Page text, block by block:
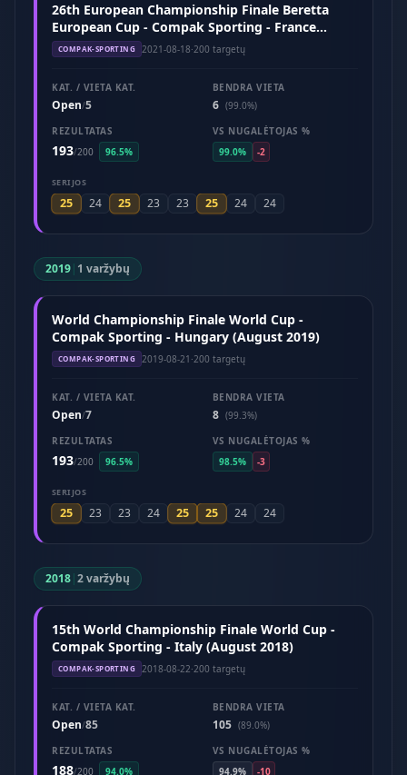
26th European Championship Finale Beretta
European Cup - Compak Sporting - France
(August 2021)
COMPAK-SPORTING 2021-08-18·200 targetų
KAT. / VIETA KAT.
Open/5
BENDRA VIETA
6 (99.0%)
REZULTATAS
193/200 96.5%
VS NUGALĖTOJAS %
99.0%
-2
SERIJOS
25 24 25 23 23 25 24 24
2019| 1 varžybų
World Championship Finale World Cup -
Compak Sporting - Hungary (August 2019)
COMPAK-SPORTING 2019-08-21 ·200 targetų
KAT. / VIETA KAT.
Open/7
BENDRA VIETA
8 (99.3%)
REZULTATAS
193/200 96.5%
VS NUGALĖTOJAS %
98.5%
-3
SERIJOS
25 23 23 24 25 25 24 24
2018|2 varžybų
15th World Championship Finale World Cup -
Compak Sporting - Italy (August 2018)
COMPAK-SPORTING 2018-08-22·200 targetų
KAT. / VIETA KAT.
Open/85
BENDRA VIETA
105 (89.0%)
REZULTATAS
188/200 94.0%
VS NUGALĖTOJAS %
94.9%
-10